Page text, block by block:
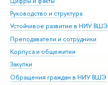
Руководство и структура
Устойчивое развитие в НИУ ВШЭ
Преподаватели и сотрудники
Корпуса и общежития
Закупки
Обращения граждан в НИУ ВШЭ